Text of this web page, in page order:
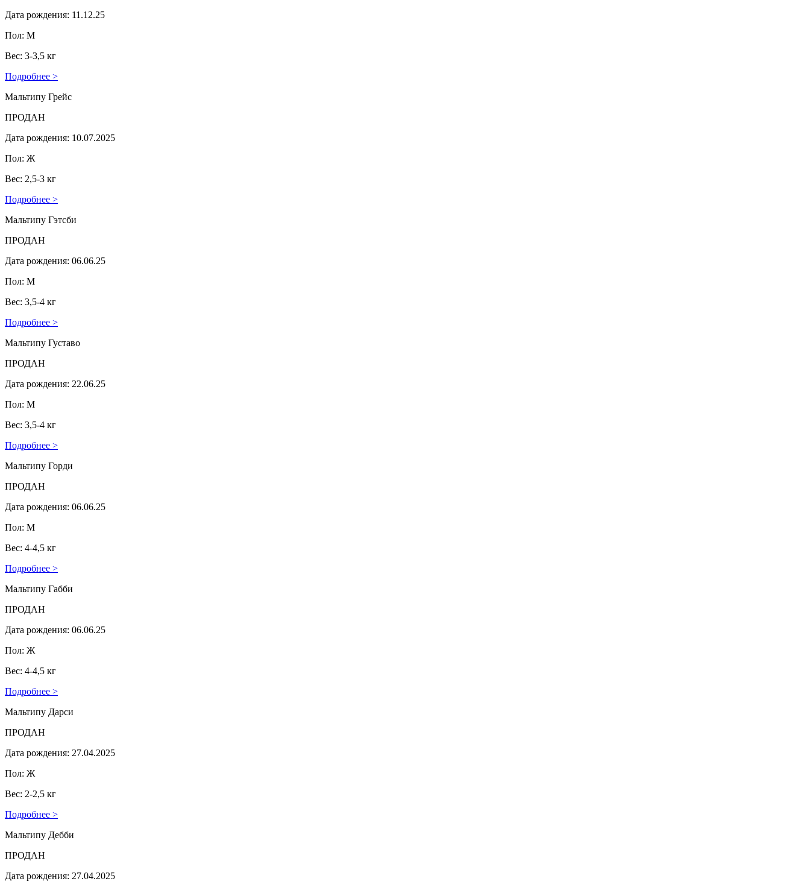
Дата рождения: 11.12.25
Пол: М
Вес: 3-3,5 кг
Подробнее >
Мальтипу Грейс
ПРОДАН
Дата рождения: 10.07.2025
Пол: Ж
Вес: 2,5-3 кг
Подробнее >
Мальтипу Гэтсби
ПРОДАН
Дата рождения: 06.06.25
Пол: М
Вес: 3,5-4 кг
Подробнее >
Мальтипу Густаво
ПРОДАН
Дата рождения: 22.06.25
Пол: М
Вес: 3,5-4 кг
Подробнее >
Мальтипу Горди
ПРОДАН
Дата рождения: 06.06.25
Пол: М
Вес: 4-4,5 кг
Подробнее >
Мальтипу Габби
ПРОДАН
Дата рождения: 06.06.25
Пол: Ж
Вес: 4-4,5 кг
Подробнее >
Мальтипу Дарси
ПРОДАН
Дата рождения: 27.04.2025
Пол: Ж
Вес: 2-2,5 кг
Подробнее >
Мальтипу Дебби
ПРОДАН
Дата рождения: 27.04.2025